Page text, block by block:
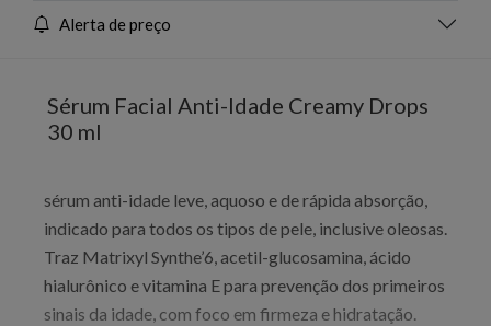
Alerta de preço
Sérum Facial Anti-Idade Creamy Drops
30 ml
sérum anti-idade leve, aquoso e de rápida absorção,
indicado para todos os tipos de pele, inclusive oleosas.
Traz Matrixyl Synthe’6, acetil-glucosamina, ácido
hialurônico e vitamina E para prevenção dos primeiros
sinais da idade, com foco em firmeza e hidratação.